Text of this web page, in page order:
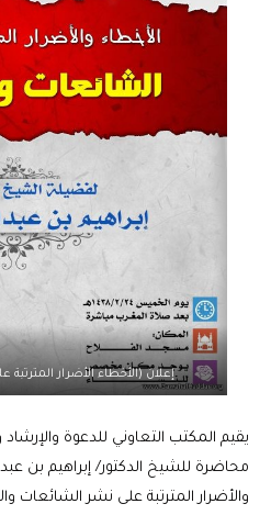
إعلان (الأخطاء الأضرار
يقيم المكتب التعاوني للدعوة والإرشاد
محاضرة للشيخ الدكتور/ إبراهيم بن
والأضرار المترتبة على نشر الشائعات